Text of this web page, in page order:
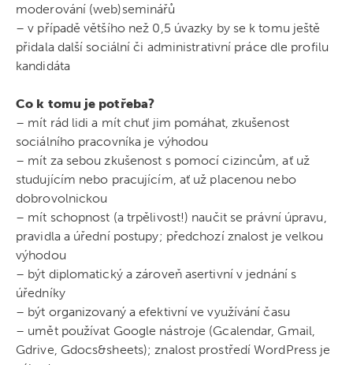
moderování (web)seminářů
– v případě většího než 0,5 úvazky by se k tomu ještě
přidala další sociální či administrativní práce dle profilu
kandidáta
Co k tomu je potřeba?
– mít rád lidi a mít chuť jim pomáhat, zkušenost
sociálního pracovníka je výhodou
– mít za sebou zkušenost s pomocí cizincům, ať už
studujícím nebo pracujícím, ať už placenou nebo
dobrovolnickou
– mít schopnost (a trpělivost!) naučit se právní úpravu,
pravidla a úřední postupy; předchozí znalost je velkou
výhodou
– být diplomatický a zároveň asertivní v jednání s
úředníky
– být organizovaný a efektivní ve využívání času
– umět používat Google nástroje (Gcalendar, Gmail,
Gdrive, Gdocs&sheets); znalost prostředí WordPress je